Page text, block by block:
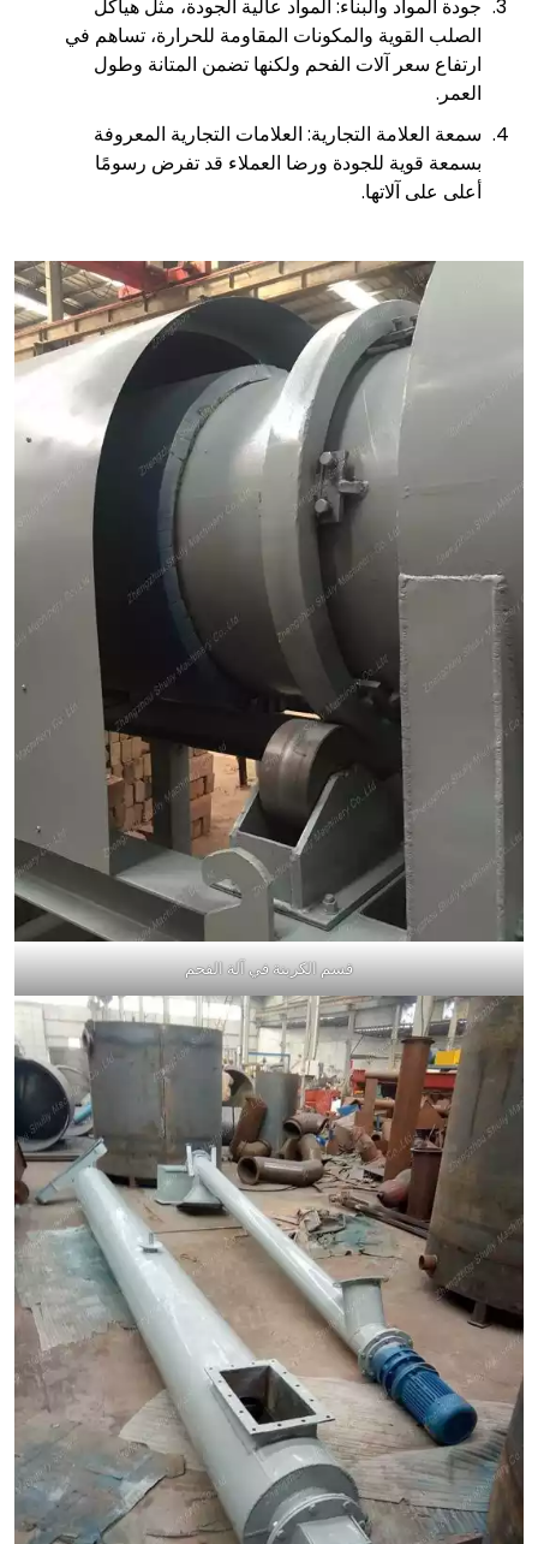
جودة المواد والبناء: المواد عالية الجودة، مثل هياكل
الصلب القوية والمكونات المقاومة للحرارة، تساهم في
ارتفاع سعر آلات الفحم ولكنها تضمن المتانة وطول
العمر.
سمعة العلامة التجارية: العلامات التجارية المعروفة
بسمعة قوية للجودة ورضا العملاء قد تفرض رسومًا
أعلى على آلاتها.
قسم الكربنة في آلة الفحم